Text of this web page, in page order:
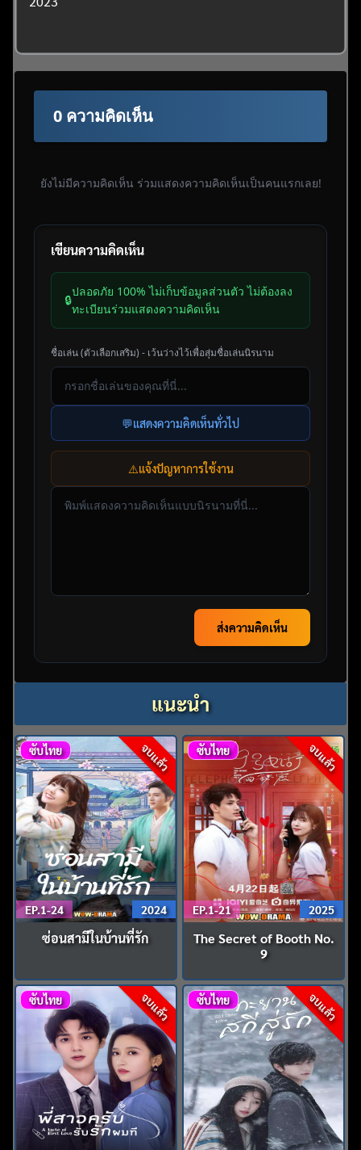
0 ความคิดเห็น
ยังไม่มีความคิดเห็น ร่วมแสดงความคิดเห็นเป็นคนแรกเลย!
เขียนความคิดเห็น
🔒
ปลอดภัย 100% ไม่เก็บข้อมูลส่วนตัว ไม่ต้องลง
ทะเบียนร่วมแสดงความคิดเห็น
ชื่อเล่น (ตัวเลือกเสริม) - เว้นว่างไว้เพื่อสุ่มชื่อเล่นนิรนาม
💬แสดงความคิดเห็นทั่วไป
⚠️แจ้งปัญหาการใช้งาน
ส่งความคิดเห็น
แนะนำ
จบแล้ว
ซับไทย
EP.1-24 2024
ซ่อนสามีในบ้านที่รัก
จบแล้ว
ซับไทย
EP.1-21 2025
The Secret of Booth No.
9
จบแล้ว
ซับไทย จบแล้ว
ซับไทย